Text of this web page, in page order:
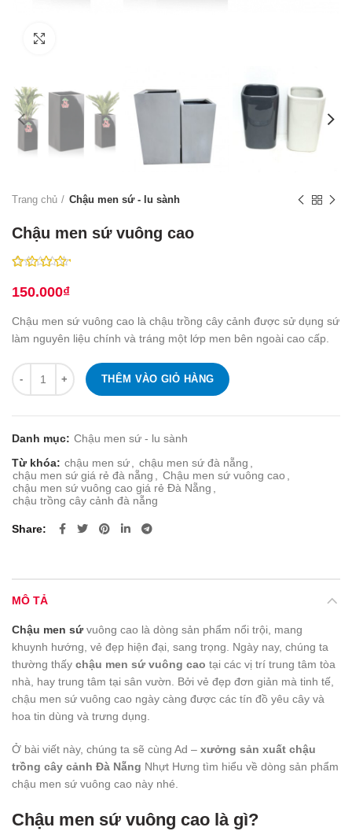
Trang chủ Chậu men sứ - lu sành
Chậu men sứ vuông cao
150.000₫
Chậu men sứ vuông cao là chậu trồng cây cảnh được sử dụng sứ
làm nguyên liệu chính và tráng một lớp men bên ngoài cao cấp.
Số lượng
THÊM VÀO GIỎ HÀNG
Danh mục: Chậu men sứ - lu sành
Từ khóa: chậu men sứ, chậu men sứ đà nẵng ,
chậu men sứ giá rẻ đà nẵng , Chậu men sứ vuông cao ,
chậu men sứ vuông cao giá rẻ Đà Nẵng ,
chậu trồng cây cảnh đà nẵng
Share
MÔ TẢ
Chậu men sứvuông cao là dòng sản phẩm nổi trội, mang
khuynh hướng, vẻ đẹp hiện đại, sang trọng. Ngày nay, chúng ta
thường thấy chậu men sứ vuông cao tại các vị trí trung tâm tòa
nhà, hay trung tâm tại sân vườn. Bởi vẻ đẹp đơn giản mà tinh tế,
chậu men sứ vuông cao ngày càng được các tín đồ yêu cây và
hoa tin dùng và trưng dụng.
Ở bài viết này, chúng ta sẽ cùng Ad – xưởng sản xuất chậu
trồng cây cảnh Đà Nẵng Nhựt Hưng tìm hiểu về dòng sản phẩm
chậu men sứ vuông cao này nhé.
Chậu men sứ vuông cao là gì?